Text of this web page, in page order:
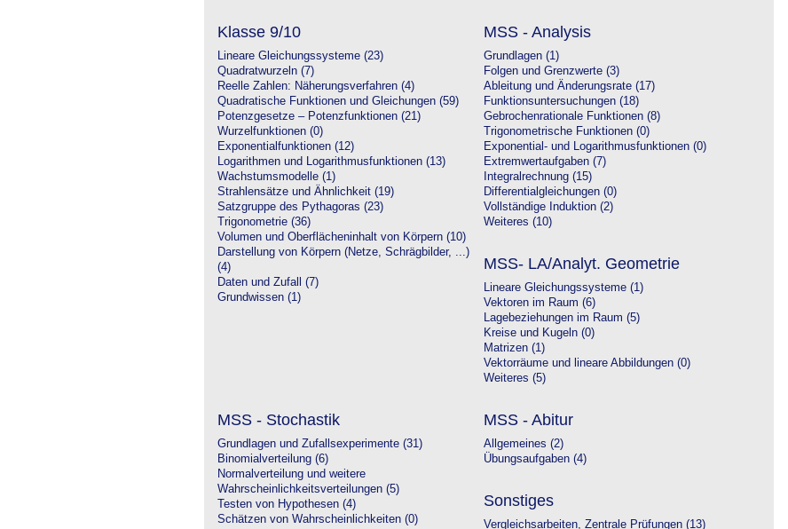
Klasse 9/10
Lineare Gleichungssysteme (23)
Quadratwurzeln (7)
Reelle Zahlen: Näherungsverfahren (4)
Quadratische Funktionen und Gleichungen (59)
Potenzgesetze – Potenzfunktionen (21)
Wurzelfunktionen (0)
Exponentialfunktionen (12)
Logarithmen und Logarithmusfunktionen (13)
Wachstumsmodelle (1)
Strahlensätze und Ähnlichkeit (19)
Satzgruppe des Pythagoras (23)
Trigonometrie (36)
Volumen und Oberflächeninhalt von Körpern (10)
Darstellung von Körpern (Netze, Schrägbilder, ...)
(4)
Daten und Zufall (7)
Grundwissen (1)
MSS - Analysis
Grundlagen (1)
Folgen und Grenzwerte (3)
Ableitung und Änderungsrate (17)
Funktionsuntersuchungen (18)
Gebrochenrationale Funktionen (8)
Trigonometrische Funktionen (0)
Exponential- und Logarithmusfunktionen (0)
Extremwertaufgaben (7)
Integralrechnung (15)
Differentialgleichungen (0)
Vollständige Induktion (2)
Weiteres (10)
MSS- LA/Analyt. Geometrie
Lineare Gleichungssysteme (1)
Vektoren im Raum (6)
Lagebeziehungen im Raum (5)
Kreise und Kugeln (0)
Matrizen (1)
Vektorräume und lineare Abbildungen (0)
Weiteres (5)
MSS - Stochastik
Grundlagen und Zufallsexperimente (31)
Binomialverteilung (6)
Normalverteilung und weitere
Wahrscheinlichkeitsverteilungen (5)
Testen von Hypothesen (4)
Schätzen von Wahrscheinlichkeiten (0)
MSS - Abitur
Allgemeines (2)
Übungsaufgaben (4)
Sonstiges
Vergleichsarbeiten, Zentrale Prüfungen (13)